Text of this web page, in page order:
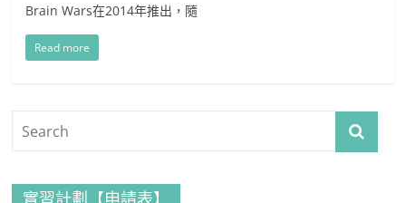
Brain Wars在2014年推出，隨
Read more
實習計劃【申請表】